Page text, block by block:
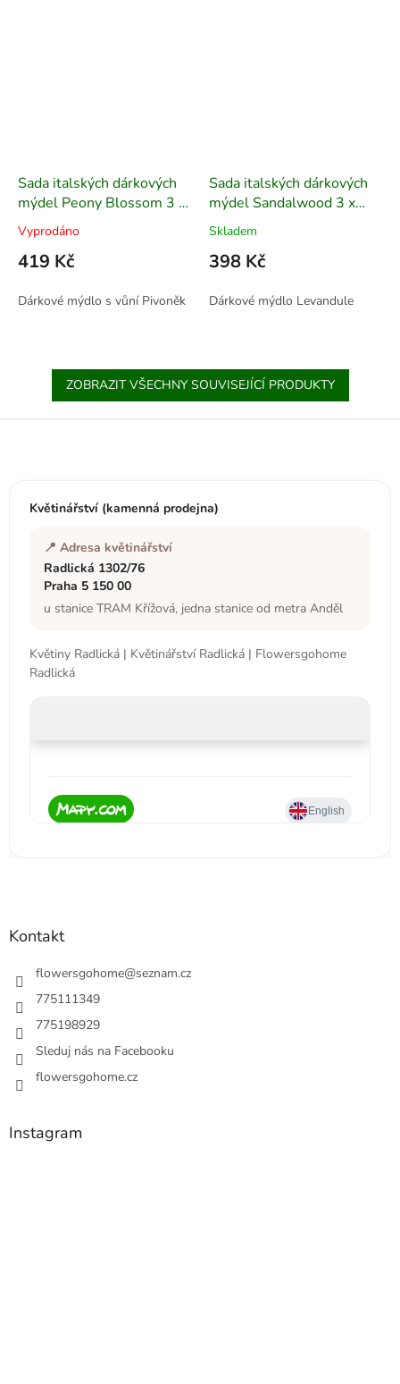
Sada italských dárkových
mýdel Peony Blossom 3 x
200 g
Vyprodáno
419 Kč
Dárkové mýdlo s vůní Pivoněk
Sada italských dárkových
mýdel Sandalwood 3 x
150 g
Skladem
398 Kč
Dárkové mýdlo Levandule
ZOBRAZIT VŠECHNY SOUVISEJÍCÍ PRODUKTY
Z
Květinářství (kamenná prodejna)
📍 Adresa květinářství
Radlická 1302/76
Praha 5 150 00
u stanice TRAM Křížová, jedna stanice od metra Anděl
Květiny Radlická | Květinářství Radlická | Flowersgohome
Radlická
Kontakt
flowersgohome@seznam.cz
775111349
775198929
Sleduj nás na Facebooku
flowersgohome.cz
Instagram